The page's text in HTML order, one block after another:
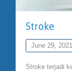
Stroke
June 29, 2021
Stroke terjadi